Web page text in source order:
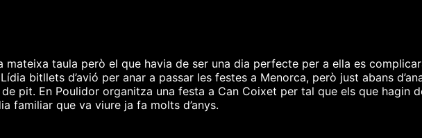
mateixa taula però el que havia de ser una dia perfecte per a ella es
bitllets d’avió per anar a passar les festes a Menorca, però just abans
pit. En Poulidor organitza una festa a Can Coixet per tal que els que hagin
familiar que va viure ja fa molts d’anys.